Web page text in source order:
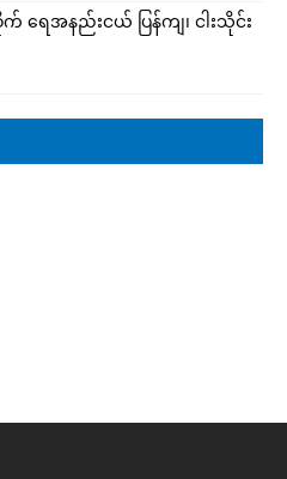
ရေအနည်းငယ် ပြန်ကျ၊ ငါးသိုင်း